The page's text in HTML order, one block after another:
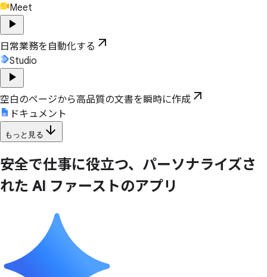
Meet
play_arrow
日常業務を自動化する arrow_outward
Studio
play_arrow
空白のページから高品質の文書を瞬時に作成 arrow_outward
ドキュメント
もっと見る arrow_downward
安全で仕事に役立つ、 パーソナライズさ
れた AI ファーストのアプリ